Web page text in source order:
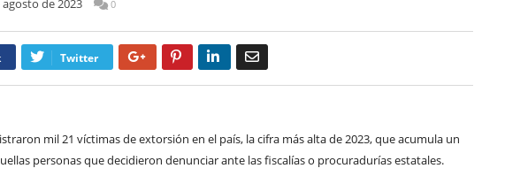
agosto de 2023 0
Twitter Google+ Pinterest LinkedIn
mil 21 víctimasdeextorsión en el país, la cifra más alta de 2023, que acumula un
personas que decidieron denunciar ante las fiscalías o procuradurías estatales.